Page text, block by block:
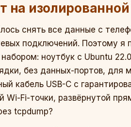
на изолированной
снять все данные с
подключений. Поэтому
ноутбук с Ubuntu
без данных-портов, для
кабель USB-C с
Wi-Fi-точки, развёрнутой
tcpdump?